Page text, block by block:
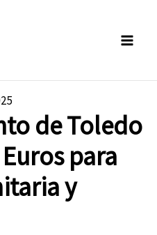
de Toledo
para
y